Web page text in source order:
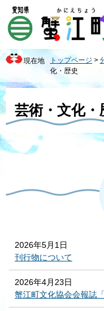
ジ
先
で
す
。
ュ
を
ば
し
て
本
へ
現在地 トップページ >
化・歴史
芸術・文化・
2026年5月1日
刊行物について
2026年4月23日
蟹江町文化協会会報誌